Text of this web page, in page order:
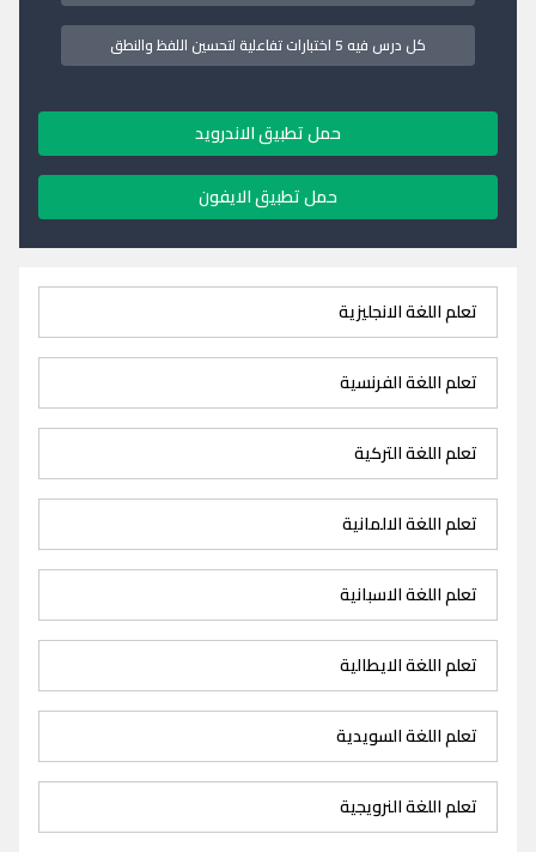
كل درس فيه 5 اختبارات تفاعلية لتحسين اللفظ والنطق
حمل تطبيق الاندرويد
حمل تطبيق الايفون
تعلم اللغة الانجليزية
تعلم اللغة الفرنسية
تعلم اللغة التركية
تعلم اللغة الالمانية
تعلم اللغة الاسبانية
تعلم اللغة الايطالية
تعلم اللغة السويدية
تعلم اللغة النرويجية